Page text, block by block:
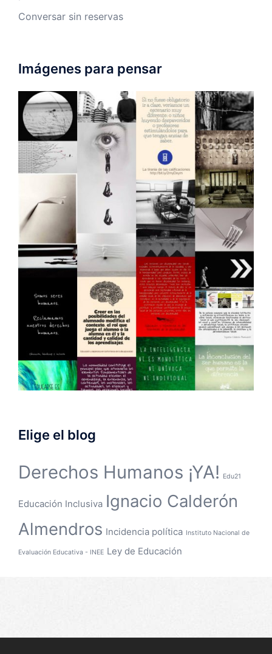
Conversar sin reservas
Imágenes para pensar
Elige el blog
Derechos Humanos ¡YA! Edu21
Educación Inclusiva Ignacio Calderón
Almendros Incidencia política Instituto Nacional de
Evaluación Educativa - INEE Ley de Educación